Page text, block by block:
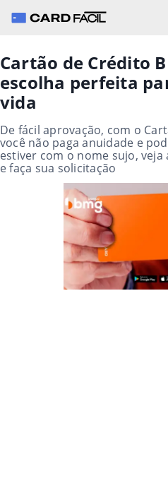
Cartão de Crédito
escolha perfeita
vida
De fácil aprovação, com o
você não paga anuidade e
estiver com o nome sujo,
e faça sua solicitação